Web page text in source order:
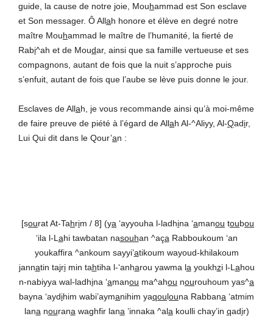
guide, la cause de notre joie, Mouhammad est Son esclave
et Son messager. Ô Allah honore et élève en degré notre
maître Mouhammad le maître de l’humanité, la fierté de
Rabi^ah et de Moudar, ainsi que sa famille vertueuse et ses
compagnons, autant de fois que la nuit s’approche puis
s’enfuit, autant de fois que l’aube se lève puis donne le jour.
Esclaves de Allah, je vous recommande ainsi qu’à moi-même
de faire preuve de piété à l’égard de Allah Al-^Aliyy, Al-Qadir,
Lui Qui dit dans le Qour’an :
[sourat At-Tahrim / 8] (ya ‘ayyouha l-ladhina ‘amanou toubou
‘ila l-Lahi tawbatan nasouhan ^açaRabboukoum ‘an
youkaffira ^ankoum sayyi’atikoum wayoud-khilakoum
jannatin tajrimin tahtiha l-‘anharou yawma layoukhzi l-Lahou
n-nabiyya wal-ladhina ‘amanou ma^ahou nourouhoum yas^a
bayna ‘aydihim wabi’aymanihim yaqoulouna Rabbana ‘atmim
lananouranawaghfir lana’innaka ^alakoulli chay’in qadir)